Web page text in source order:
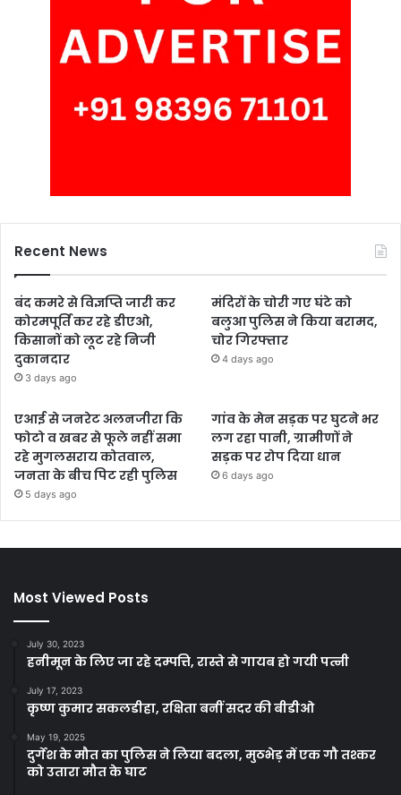
Recent News
बंद कमरे से विज्ञप्ति जारी कर
कोरमपूर्ति कर रहे डीएओ,
किसानों को लूट रहे निजी
दुकानदार
3 days ago
मंदिरों के चोरी गए घंटे को
बलुआ पुलिस ने किया बरामद,
चोर गिरफ्तार
4 days ago
एआई से जनरेट अलनजीरा कि
फोटो व खबर से फूले नहीं समा
रहे मुगलसराय कोतवाल,
जनता के बीच पिट रही पुलिस
5 days ago
गांव के मेन सड़क पर घुटने भर
लग रहा पानी, ग्रामीणों ने
सड़क पर रोप दिया धान
6 days ago
Most Viewed Posts
July 30, 2023
हनीमून के लिए जा रहे दम्पत्ति, रास्ते से गायब हो गयी पत्नी
July 17, 2023
कृष्ण कुमार सकलडीहा, रक्षिता बनीं सदर की बीडीओ
May 19, 2025
दुर्गेश के मौत का पुलिस ने लिया बदला, मुठभेड़ में एक गौ तश्कर
को उतारा मौत के घाट